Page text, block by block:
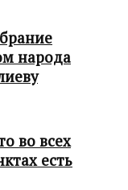
народа
во всех
есть